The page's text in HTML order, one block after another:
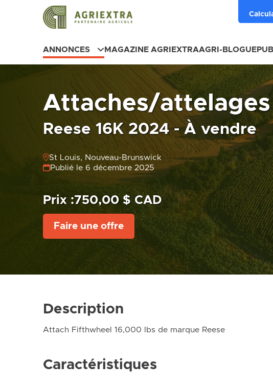
ANNONCES MAGAZINE AGRIEXTRAAGRI-BLOGUE
Attaches/attelages
Reese 16K 2024 - À vendre
St Louis, Nouveau-Brunswick
Publié le 6 décembre 2025
Prix :750,00 $ CAD
Faire une offre
Description
Attach Fifthwheel 16,000 lbs de marque Reese
Caractéristiques